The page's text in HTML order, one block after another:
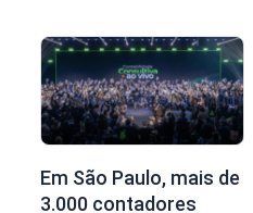
Em São Paulo, mais de
3.000 contadores